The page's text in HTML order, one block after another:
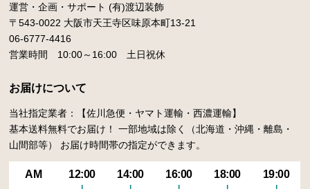
運営・企画・サポート (有)渡辺装飾
〒543-0022 大阪市天王寺区味原本町13-21
06-6777-4416
営業時間 10:00～16:00 土日祝休
お届けについて
当社指定業者：【佐川急便・ヤマト運輸・西濃運輸】
基本送料無料でお届け！ 一部地域は除く（北海道・沖縄・離島・
山間部等） お届け時間帯の指定ができます。
AM 12:00 14:00 16:00 18:00 19:00